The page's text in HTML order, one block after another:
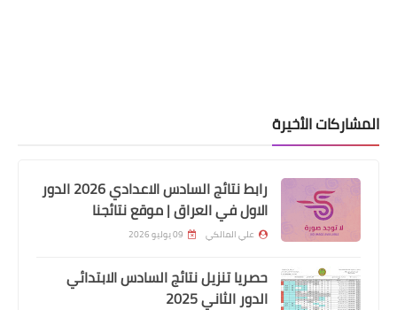
اسماء االرعاية الاجتماعية
المشاركات الأخيرة
رابط نتائج السادس الاعدادي 2026 الدور
الاول في العراق | موقع نتائجنا
علي المالكي 09 يوليو 2026
حصريا تنزيل نتائج السادس الابتدائي
الدور الثاني 2025